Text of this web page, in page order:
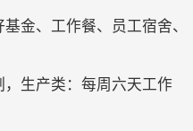
金、 工作餐、员工宿舍、
，生产类：每周六天工作